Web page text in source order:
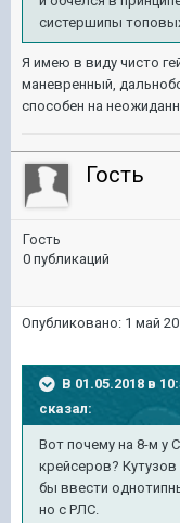
систершипы
Я имею в виду чисто
маневренный,
способен на
Гость
Гость
0 публикаций
Опубликовано: 1 май
В 01.05.2018 в
сказал:
Вот почему на 8-м у
крейсеров?
бы ввести
но с РЛС.